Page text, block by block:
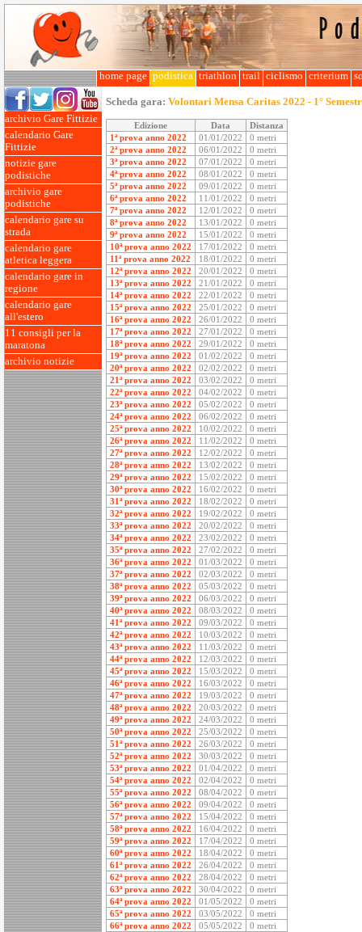
home page podistica triathlon trail ciclismo criterium
archivio Gare Fittizie
calendario Gare
Fittizie
notizie gare
podistiche
archivio gare
podistiche
calendario gare su
strada
calendario gare
atletica leggera
calendario gare in
regione
calendario gare
all'estero
11 consigli per la
maratona
archivio notizie
Scheda gara: Volontari Mensa Caritas 2022 - 1°
Edizione Data
Distanza
1ª prova anno 2022
01/01/2022
0 metri
2ª prova anno 2022
06/01/2022
0 metri
3ª prova anno 2022
07/01/2022
0 metri
4ª prova anno 2022
08/01/2022
0 metri
5ª prova anno 2022
09/01/2022
0 metri
6ª prova anno 2022
11/01/2022
0 metri
7ª prova anno 2022
12/01/2022
0 metri
8ª prova anno 2022
13/01/2022
0 metri
9ª prova anno 2022
15/01/2022
0 metri
10ª prova anno 2022
17/01/2022
0 metri
11ª prova anno 2022
18/01/2022
0 metri
12ª prova anno 2022
20/01/2022
0 metri
13ª prova anno 2022
21/01/2022
0 metri
14ª prova anno 2022
22/01/2022
0 metri
15ª prova anno 2022
25/01/2022
0 metri
16ª prova anno 2022
26/01/2022
0 metri
17ª prova anno 2022
27/01/2022
0 metri
18ª prova anno 2022
29/01/2022
0 metri
19ª prova anno 2022
01/02/2022
0 metri
20ª prova anno 2022
02/02/2022
0 metri
21ª prova anno 2022
03/02/2022
0 metri
22ª prova anno 2022
04/02/2022
0 metri
23ª prova anno 2022
05/02/2022
0 metri
24ª prova anno 2022
06/02/2022
0 metri
25ª prova anno 2022
10/02/2022
0 metri
26ª prova anno 2022
11/02/2022
0 metri
27ª prova anno 2022
12/02/2022
0 metri
28ª prova anno 2022
13/02/2022
0 metri
29ª prova anno 2022
15/02/2022
0 metri
30ª prova anno 2022
16/02/2022
0 metri
31ª prova anno 2022
18/02/2022
0 metri
32ª prova anno 2022
19/02/2022
0 metri
33ª prova anno 2022
20/02/2022
0 metri
34ª prova anno 2022
23/02/2022
0 metri
35ª prova anno 2022
27/02/2022
0 metri
36ª prova anno 2022
01/03/2022
0 metri
37ª prova anno 2022
02/03/2022
0 metri
38ª prova anno 2022
05/03/2022
0 metri
39ª prova anno 2022
06/03/2022
0 metri
40ª prova anno 2022
08/03/2022
0 metri
41ª prova anno 2022
09/03/2022
0 metri
42ª prova anno 2022
10/03/2022
0 metri
43ª prova anno 2022
11/03/2022
0 metri
44ª prova anno 2022
12/03/2022
0 metri
45ª prova anno 2022
15/03/2022
0 metri
46ª prova anno 2022
16/03/2022
0 metri
47ª prova anno 2022
19/03/2022
0 metri
48ª prova anno 2022
20/03/2022
0 metri
49ª prova anno 2022
24/03/2022
0 metri
50ª prova anno 2022
25/03/2022
0 metri
51ª prova anno 2022
26/03/2022
0 metri
52ª prova anno 2022
30/03/2022
0 metri
53ª prova anno 2022
01/04/2022
0 metri
54ª prova anno 2022
02/04/2022
0 metri
55ª prova anno 2022
08/04/2022
0 metri
56ª prova anno 2022
09/04/2022
0 metri
57ª prova anno 2022
15/04/2022
0 metri
58ª prova anno 2022
16/04/2022
0 metri
59ª prova anno 2022
17/04/2022
0 metri
60ª prova anno 2022
18/04/2022
0 metri
61ª prova anno 2022
26/04/2022
0 metri
62ª prova anno 2022
28/04/2022
0 metri
63ª prova anno 2022
30/04/2022
0 metri
64ª prova anno 2022
01/05/2022
0 metri
65ª prova anno 2022
03/05/2022
0 metri
66ª prova anno 2022
05/05/2022
0 metri